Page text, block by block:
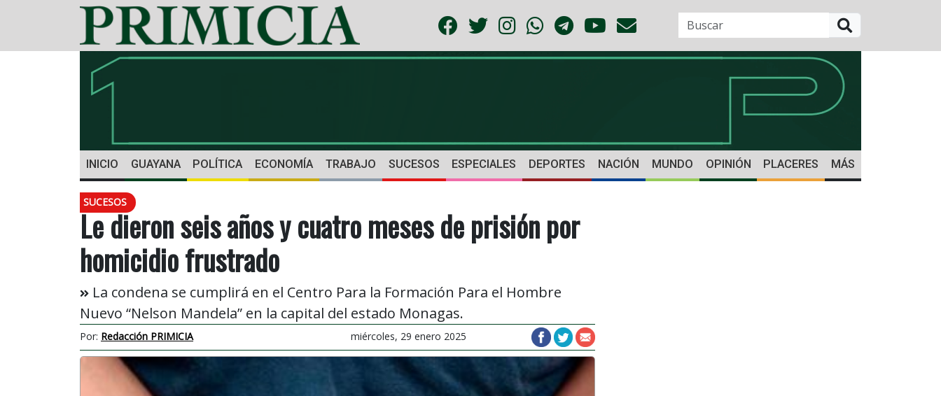
INICIO GUAYANA POLÍTICA ECONOMÍA TRABAJO SUCESOS ESPECIALES DEPORTES NACIÓN MUNDO OPINIÓN PLACERES MÁS
SUCESOS
Le dieron seis años y cuatro meses de prisión por
homicidio frustrado
La condena se cumplirá en el Centro Para la Formación Para el Hombre
Nuevo “Nelson Mandela” en la capital del estado Monagas.
Por: Redacción PRIMICIA miércoles, 29 enero 2025